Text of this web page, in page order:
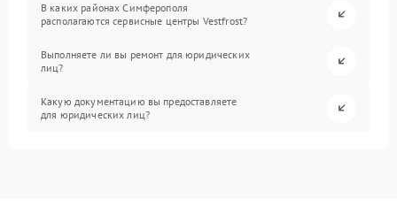
В каких районах Симферополя
располагаются сервисные центры Vestfrost?
Выполняете ли вы ремонт для юридических
лиц?
Какую документацию вы предоставляете
для юридических лиц?